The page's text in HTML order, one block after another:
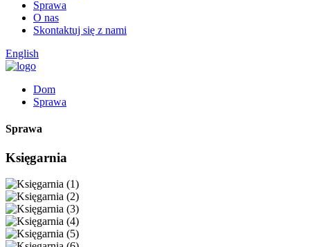
Sprawa
O nas
Skontaktuj się z nami
English
Dom
Sprawa
Sprawa
Księgarnia